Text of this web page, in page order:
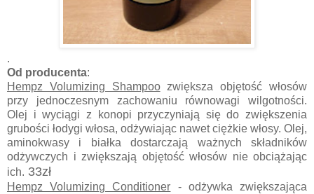
.
Od producenta:
Hempz Volumizing Shampoozwiększa objętość włosów
przy jednoczesnym zachowaniu równowagi wilgotności.
Olej i wyciągi z konopi przyczyniają się do zwiększenia
grubości łodygi włosa, odżywiając nawet ciężkie włosy. Olej,
aminokwasy i białka dostarczają ważnych składników
odżywczych i zwiększają objętość włosów nie obciążając
ich. 33zł
Hempz Volumizing Conditioner - odżywka zwiększająca